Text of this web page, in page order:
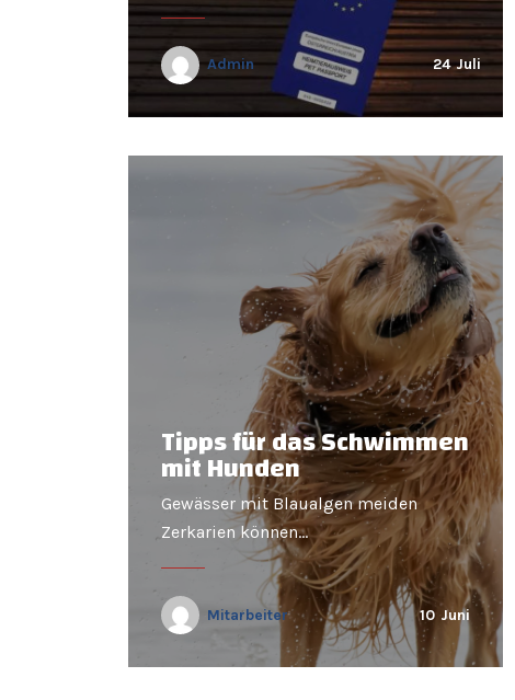
Admin 24 Juli
Tipps für das Schwimmen
mit Hunden
Gewässer mit Blaualgen meiden
Zerkarien können…
Mitarbeiter 10 Juni